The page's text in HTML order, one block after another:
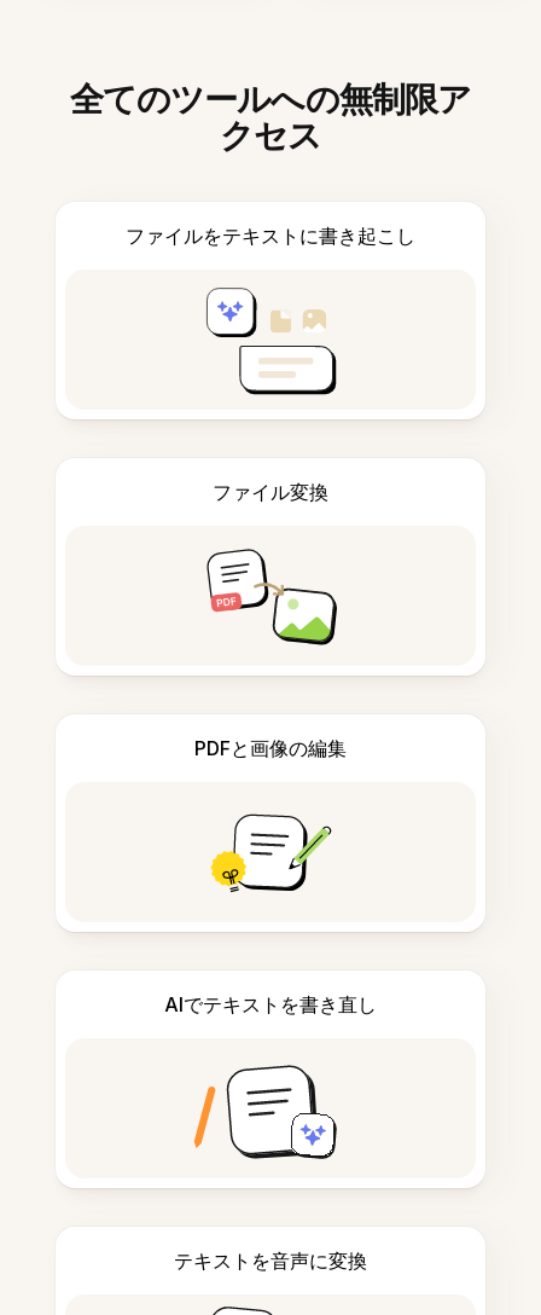
全てのツールへの無制限ア
クセス
ファイルをテキストに書き起こし
ファイル変換
PDFと画像の編集
AIでテキストを書き直し
テキストを音声に変換